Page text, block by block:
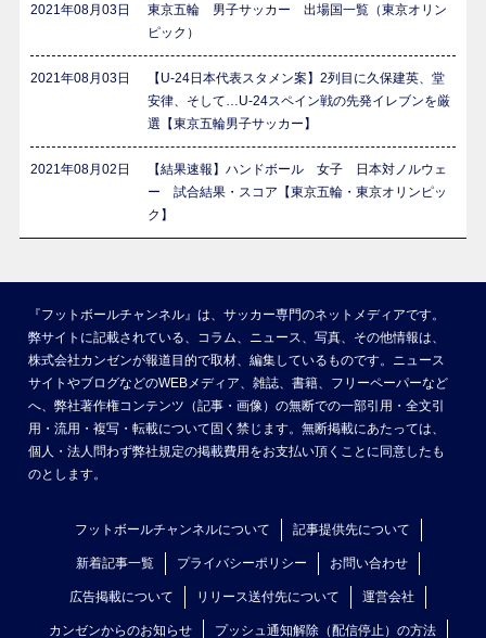
2021年08月03日
東京五輪 男子サッカー 出場国一覧（東京オリン
ピック）
2021年08月03日
【U-24日本代表スタメン案】2列目に久保建英、堂
安律、そして…U-24スペイン戦の先発イレブンを厳
選【東京五輪男子サッカー】
2021年08月02日
【結果速報】ハンドボール 女子 日本対ノルウェ
ー 試合結果・スコア【東京五輪・東京オリンピッ
ク】
『フットボールチャンネル』は、サッカー専門のネットメディアです。
弊サイトに記載されている、コラム、ニュース、写真、その他情報は、
株式会社カンゼンが報道目的で取材、編集しているものです。ニュース
サイトやブログなどのWEBメディア、雑誌、書籍、フリーペーパーなど
へ、弊社著作権コンテンツ（記事・画像）の無断での一部引用・全文引
用・流用・複写・転載について固く禁じます。無断掲載にあたっては、
個人・法人問わず弊社規定の掲載費用をお支払い頂くことに同意したも
のとします。
フットボールチャンネルについて 記事提供先について
新着記事一覧 プライバシーポリシー お問い合わせ
広告掲載について リリース送付先について 運営会社
カンゼンからのお知らせ プッシュ通知解除（配信停止）の方法